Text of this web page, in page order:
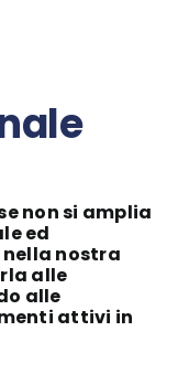
non si amplia
ed
nostra
alle
alle
attivi in